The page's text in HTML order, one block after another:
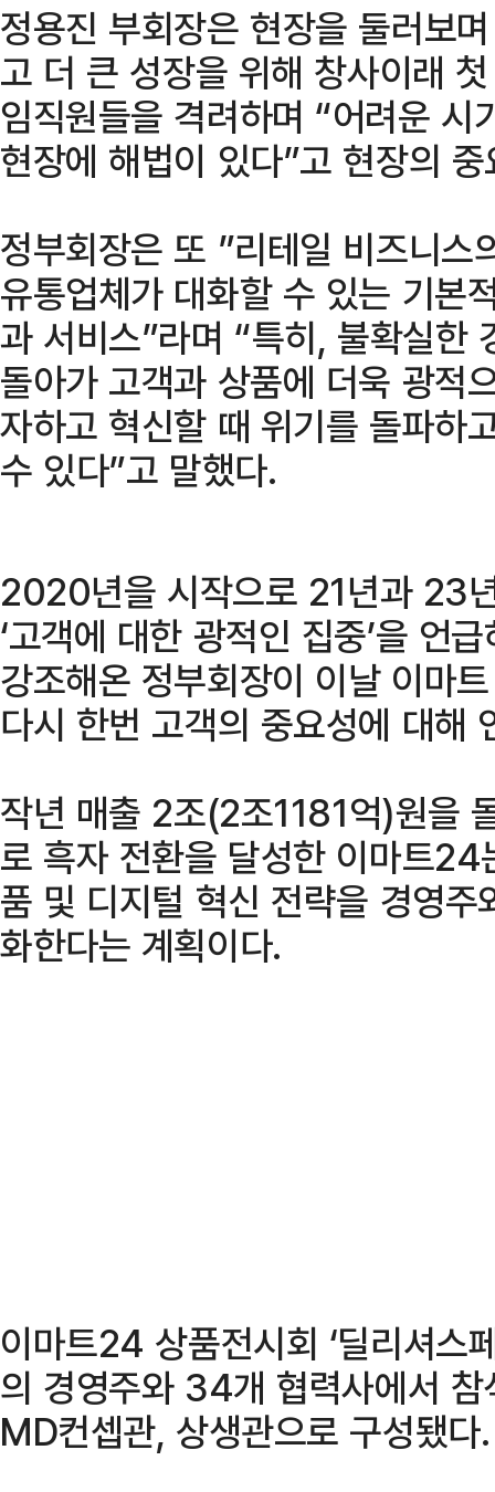
정용진 부회장은 현장을 둘러보
고 더 큰 성장을 위해 창사이래
임직원들을 격려하며 “어려운
현장에 해법이 있다”고 현장의
정부회장은 또 ”리테일 비즈니스
유통업체가 대화할 수 있는 기본
과 서비스”라며 “특히, 불확실한
돌아가 고객과 상품에 더욱 광적
자하고 혁신할 때 위기를 돌파하
수 있다”고 말했다.
2020년을 시작으로 21년과 23
‘고객에 대한 광적인 집중’을 언
강조해온 정부회장이 이날 이마
다시 한번 고객의 중요성에 대해
작년 매출 2조(2조1181억)원을
로 흑자 전환을 달성한 이마트
품 및 디지털 혁신 전략을 경영
화한다는 계획이다.
이마트24 상품전시회 ‘딜리셔
의 경영주와 34개 협력사에서
MD컨셉관, 상생관으로 구성됐다.